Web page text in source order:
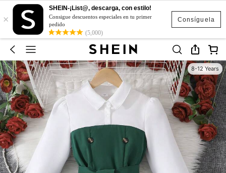
Consíguela
×
SHEIN-¡List@, descarga, con estilo!
Consigue descuentos especiales en tu primer
pedido
(5,000)
8-12 Years